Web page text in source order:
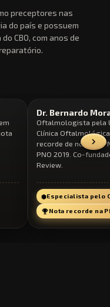
preceptores nas
do país e possuem
CBO, com anos de
Dr. Bernardo
Oftalmologista pela
Clínica Oftalmológica
recorde de nota na
PNO 2019. Co-
Review.
Especialista pelo
Nota recorde na